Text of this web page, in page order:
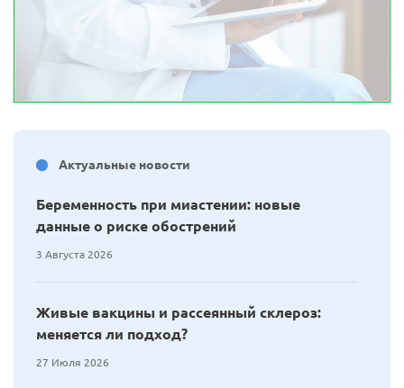
Актуальные новости
Беременность при миастении: новые
данные о риске обострений
3 Августа 2026
Живые вакцины и рассеянный склероз:
меняется ли подход?
27 Июля 2026